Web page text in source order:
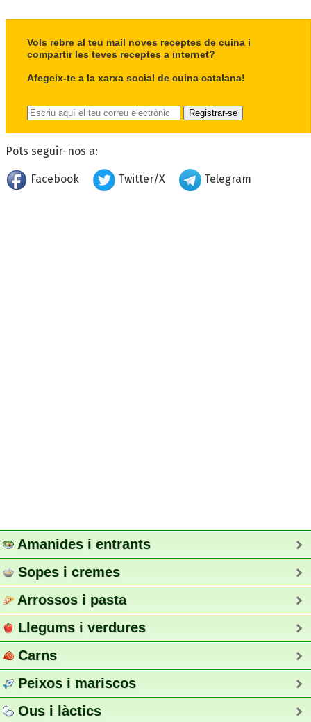
Vols rebre al teu mail noves receptes de cuina i
compartir les teves receptes a internet?
Afegeix-te a la xarxa social de cuina catalana!
Pots seguir-nos a:
Facebook Twitter/X Telegram
Amanides i entrants
Sopes i cremes
Arrossos i pasta
Llegums i verdures
Carns
Peixos i mariscos
Ous i làctics